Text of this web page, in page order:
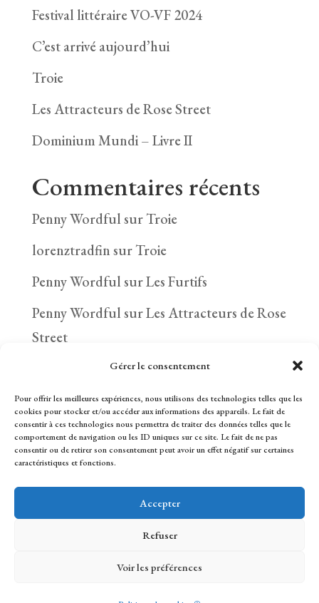
Gérer le consentement
Pour offrir les meilleures expériences, nous utilisons des technologies telles que les
cookies pour stocker et/ou accéder aux informations des appareils. Le fait de
consentir à ces technologies nous permettra de traiter des données telles que le
comportement de navigation ou les ID uniques sur ce site. Le fait de ne pas
consentir ou de retirer son consentement peut avoir un effet négatif sur certaines
caractéristiques et fonctions.
Accepter
Refuser
Voir les préférences
Festival littéraire VO-VF 2024
C’est arrivé aujourd’hui
Troie
Les Attracteurs de Rose Street
Dominium Mundi – Livre II
Commentaires récents
Penny WordfulsurTroie
lorenztradfinsurTroie
Penny WordfulsurLes Furtifs
Penny WordfulsurLes Attracteurs de Rose
Street
Les Furtifs
2024 Lise Capitan Tous droits réservés